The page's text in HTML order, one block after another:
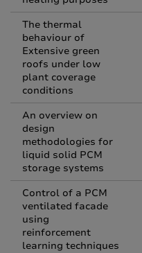
The thermal
behaviour of
Extensive green
roofs under low
plant coverage
conditions
An overview on
design
methodologies for
liquid solid PCM
storage systems
Control of a PCM
ventilated facade
using
reinforcement
learning techniques